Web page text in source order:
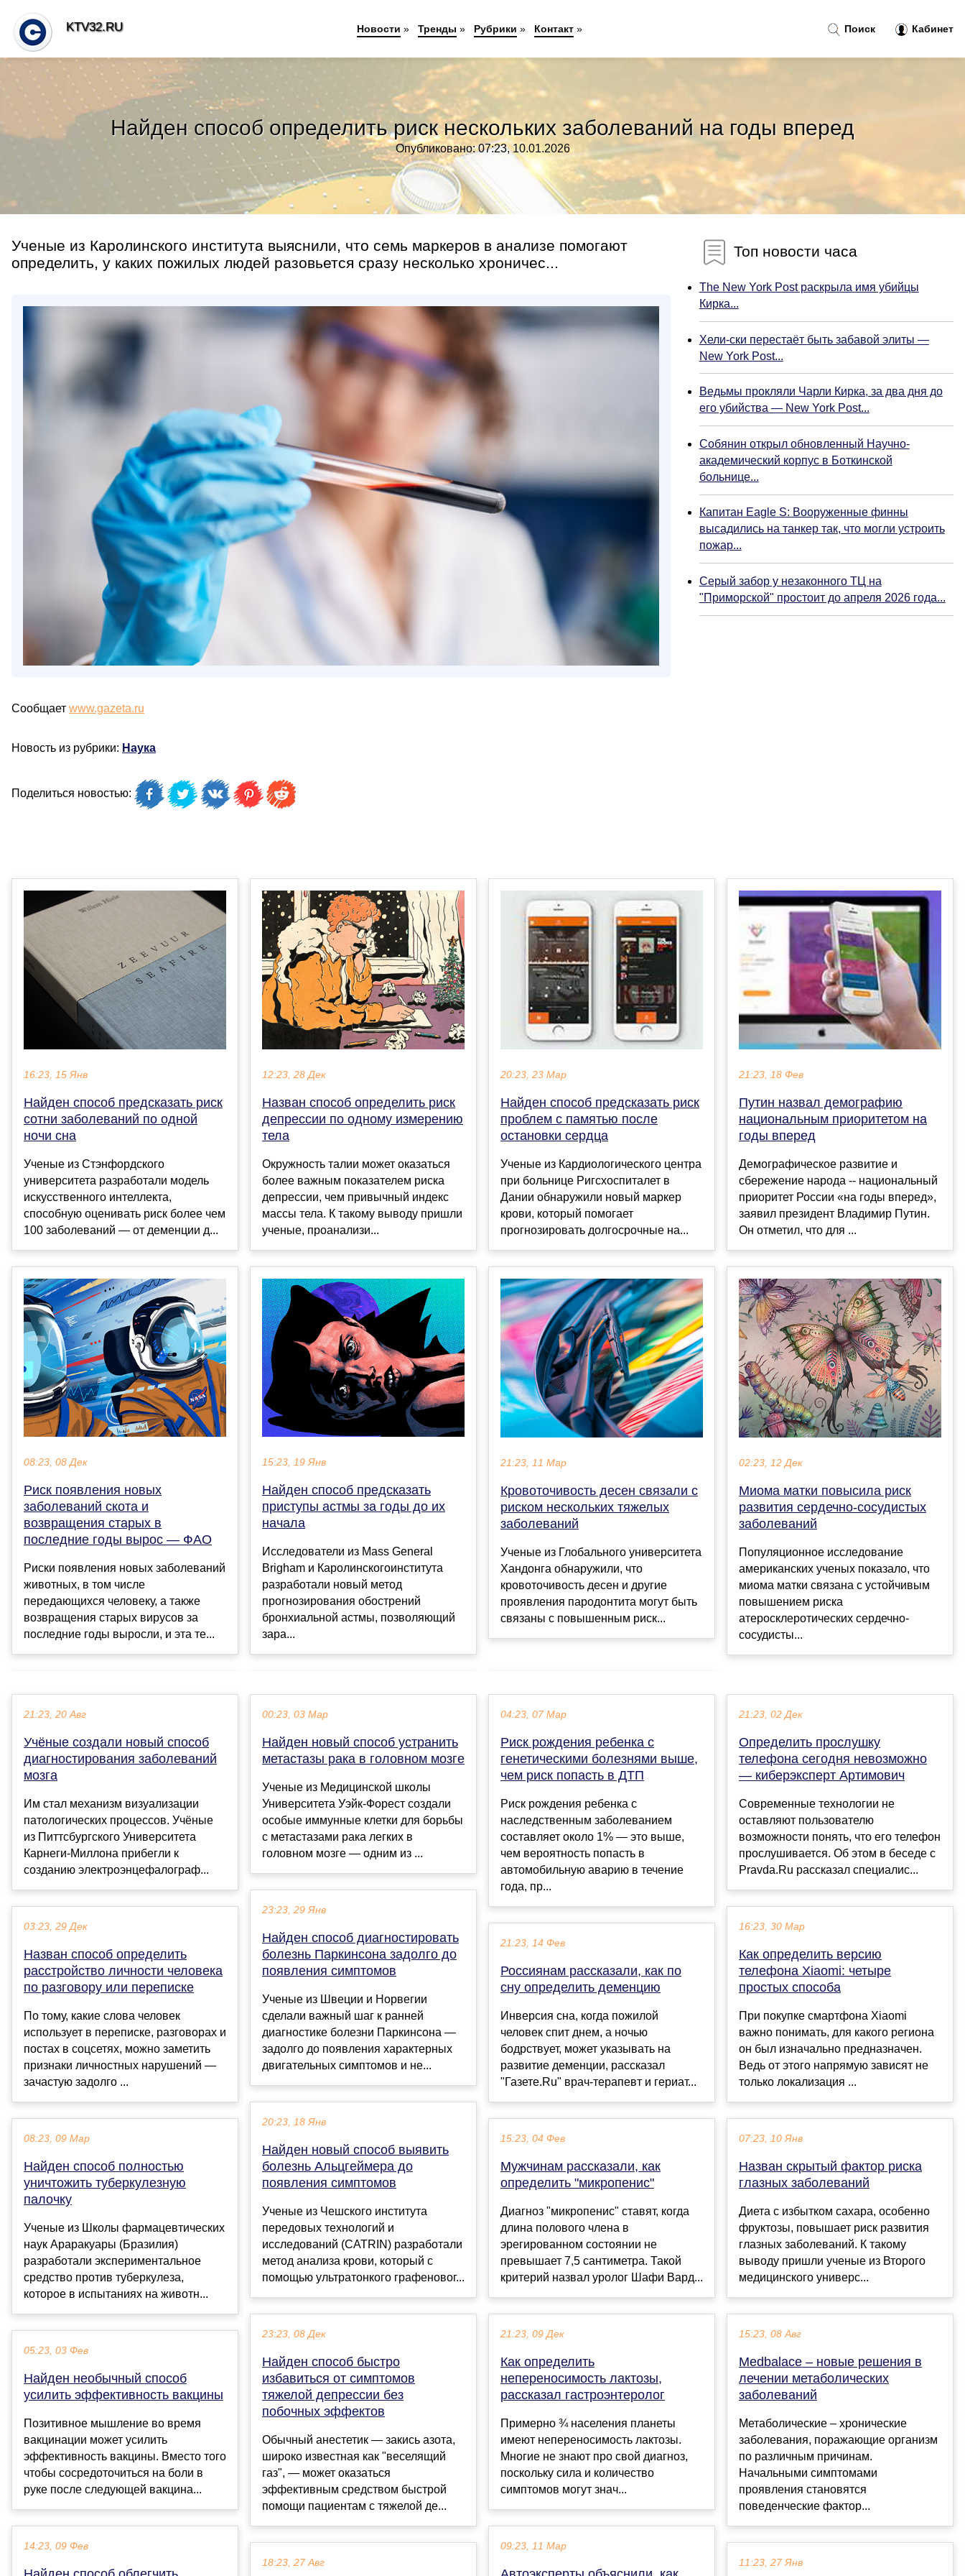
Найден способ определить риск нескольких заболеваний на годы вперед
Опубликовано: 07:23, 10.01.2026
Ученые из Каролинского института выяснили, что семь маркеров в анализе помогают
определить, у каких пожилых людей разовьется сразу несколько хроничес...
Сообщает www.gazeta.ru
Новость из рубрики: Наука
Поделиться новостью:
Топ новости часа
The New York Post раскрыла имя убийцы
Кирка...
Хели-ски перестаёт быть забавой элиты —
New York Post...
Ведьмы прокляли Чарли Кирка, за два дня до
его убийства — New York Post...
Собянин открыл обновленный Научно-
академический корпус в Боткинской
больнице...
Капитан Eagle S: Вооруженные финны
высадились на танкер так, что могли устроить
пожар...
Серый забор у незаконного ТЦ на
"Приморской" простоит до апреля 2026 года...
16:23, 15 Янв
Найден способ предсказать риск
сотни заболеваний по одной
ночи сна
Ученые из Стэнфордского
университета разработали модель
искусственного интеллекта,
способную оценивать риск более чем
100 заболеваний — от деменции д...
08:23, 08 Дек
Риск появления новых
заболеваний скота и
возвращения старых в
последние годы вырос — ФАО
Риски появления новых заболеваний
животных, в том числе
передающихся человеку, а также
возвращения старых вирусов за
последние годы выросли, и эта те...
12:23, 28 Дек
Назван способ определить риск
депрессии по одному измерению
тела
Окружность талии может оказаться
более важным показателем риска
депрессии, чем привычный индекс
массы тела. К такому выводу пришли
ученые, проанализи...
15:23, 19 Янв
Найден способ предсказать
приступы астмы за годы до их
начала
Исследователи из Mass General
Brigham и Каролинскогоинститута
разработали новый метод
прогнозирования обострений
бронхиальной астмы, позволяющий
зара...
20:23, 23 Мар
Найден способ предсказать риск
проблем с памятью после
остановки сердца
Ученые из Кардиологического центра
при больнице Ригсхоспиталет в
Дании обнаружили новый маркер
крови, который помогает
прогнозировать долгосрочные на...
21:23, 11 Мар
Кровоточивость десен связали с
риском нескольких тяжелых
заболеваний
Ученые из Глобального университета
Хандонга обнаружили, что
кровоточивость десен и другие
проявления пародонтита могут быть
связаны с повышенным риск...
21:23, 18 Фев
Путин назвал демографию
национальным приоритетом на
годы вперед
Демографическое развитие и
сбережение народа -- национальный
приоритет России «на годы вперед»,
заявил президент Владимир Путин.
Он отметил, что для ...
02:23, 12 Дек
Миома матки повысила риск
развития сердечно-сосудистых
заболеваний
Популяционное исследование
американских ученых показало, что
миома матки связана с устойчивым
повышением риска
атеросклеротических сердечно-
сосудисты...
21:23, 20 Авг
Учёные создали новый способ
диагностирования заболеваний
мозга
Им стал механизм визуализации
патологических процессов. Учёные
из Питтсбургского Университета
Карнеги-Миллона прибегли к
созданию электроэнцефалограф...
03:23, 29 Дек
Назван способ определить
расстройство личности человека
по разговору или переписке
По тому, какие слова человек
использует в переписке, разговорах и
постах в соцсетях, можно заметить
признаки личностных нарушений —
зачастую задолго ...
08:23, 09 Мар
Найден способ полностью
уничтожить туберкулезную
палочку
Ученые из Школы фармацевтических
наук Араракуары (Бразилия)
разработали экспериментальное
средство против туберкулеза,
которое в испытаниях на животн...
05:23, 03 Фев
Найден необычный способ
усилить эффективность вакцины
Позитивное мышление во время
вакцинации может усилить
эффективность вакцины. Вместо того
чтобы сосредоточиться на боли в
руке после следующей вакцина...
14:23, 09 Фев
00:23, 03 Мар
Найден новый способ устранить
метастазы рака в головном мозге
Ученые из Медицинской школы
Университета Уэйк-Форест создали
особые иммунные клетки для борьбы
с метастазами рака легких в
головном мозге — одним из ...
23:23, 29 Янв
Найден способ диагностировать
болезнь Паркинсона задолго до
появления симптомов
Ученые из Швеции и Норвегии
сделали важный шаг к ранней
диагностике болезни Паркинсона —
задолго до появления характерных
двигательных симптомов и не...
20:23, 18 Янв
Найден новый способ выявить
болезнь Альцгеймера до
появления симптомов
Ученые из Чешского института
передовых технологий и
исследований (CATRIN) разработали
метод анализа крови, который с
помощью ультратонкого графеновог...
23:23, 08 Дек
Найден способ быстро
избавиться от симптомов
тяжелой депрессии без
побочных эффектов
Обычный анестетик — закись азота,
широко известная как "веселящий
газ", — может оказаться
эффективным средством быстрой
помощи пациентам с тяжелой де...
18:23, 27 Авг
04:23, 07 Мар
Риск рождения ребенка с
генетическими болезнями выше,
чем риск попасть в ДТП
Риск рождения ребенка с
наследственным заболеванием
составляет около 1% — это выше,
чем вероятность попасть в
автомобильную аварию в течение
года, пр...
21:23, 14 Фев
Россиянам рассказали, как по
сну определить деменцию
Инверсия сна, когда пожилой
человек спит днем, а ночью
бодрствует, может указывать на
развитие деменции, рассказал
"Газете.Ru" врач-терапевт и гериат...
15:23, 04 Фев
Мужчинам рассказали, как
определить "микропенис"
Диагноз "микропенис" ставят, когда
длина полового члена в
эрегированном состоянии не
превышает 7,5 сантиметра. Такой
критерий назвал уролог Шафи Вард...
21:23, 09 Дек
Как определить
непереносимость лактозы,
рассказал гастроэнтеролог
Примерно ¾ населения планеты
имеют непереносимость лактозы.
Многие не знают про свой диагноз,
поскольку сила и количество
симптомов могут знач...
09:23, 11 Мар
21:23, 02 Дек
Определить прослушку
телефона сегодня невозможно
— киберэксперт Артимович
Современные технологии не
оставляют пользователю
возможности понять, что его телефон
прослушивается. Об этом в беседе с
Pravda.Ru рассказал специалис...
16:23, 30 Мар
Как определить версию
телефона Xiaomi: четыре
простых способа
При покупке смартфона Xiaomi
важно понимать, для какого региона
он был изначально предназначен.
Ведь от этого напрямую зависят не
только локализация ...
07:23, 10 Янв
Назван скрытый фактор риска
глазных заболеваний
Диета с избытком сахара, особенно
фруктозы, повышает риск развития
глазных заболеваний. К такому
выводу пришли ученые из Второго
медицинского универс...
15:23, 08 Авг
Medbalace – новые решения в
лечении метаболических
заболеваний
Метаболические – хронические
заболевания, поражающие организм
по различным причинам.
Начальными симптомами
проявления становятся
поведенческие фактор...
11:23, 27 Янв
Поиск Кабинет
KTV32.RU Новости » Тренды » Рубрики » Контакт»